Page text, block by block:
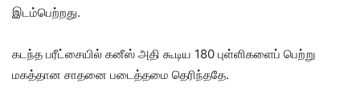
இடம்பெற்றது.
கடந்த பரீட்சையில் கனீஸ் அதி கூடிய 180 புள்ளிகளைப் பெற்று
மகத்தான சாதனை படைத்தமை தெரிந்ததே.